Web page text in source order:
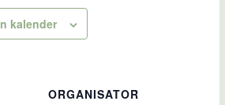
kalender
ORGANISATOR